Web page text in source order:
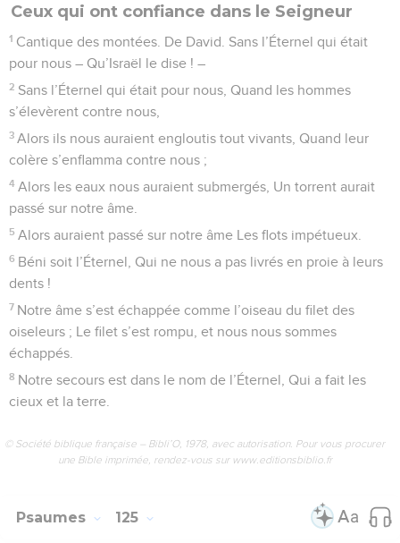
Ceux qui ont confiance dans le Seigneur
1 Cantique des montées. De David. Sans l’Éternel qui était
pour nous – Qu’Israël le dise ! –
2 Sans l’Éternel qui était pour nous, Quand les hommes
s’élevèrent contre nous,
3 Alors ils nous auraient engloutis tout vivants, Quand leur
colère s’enflamma contre nous ;
4 Alors les eaux nous auraient submergés, Un torrent aurait
passé sur notre âme.
5 Alors auraient passé sur notre âme Les flots impétueux.
6 Béni soit l’Éternel, Qui ne nous a pas livrés en proie à leurs
dents !
7 Notre âme s’est échappée comme l’oiseau du filet des
oiseleurs ; Le filet s’est rompu, et nous nous sommes
échappés.
8 Notre secours est dans le nom de l’Éternel, Qui a fait les
cieux et la terre.
© Société biblique française – Bibli’O, 1978, avec autorisation. Pour vous procurer
une Bible imprimée, rendez-vous sur www.editionsbiblio.fr
Psaumes 125